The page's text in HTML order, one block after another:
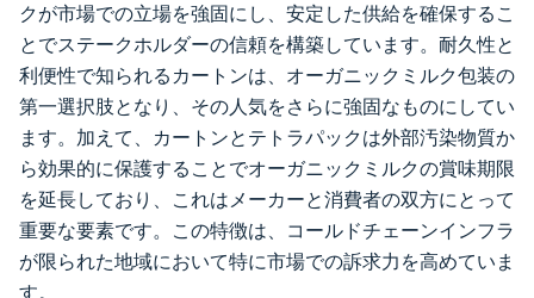
クが市場での立場を強固にし、安定した供給を確保するこ
とでステークホルダーの信頼を構築しています。耐久性と
利便性で知られるカートンは、オーガニックミルク包装の
第一選択肢となり、その人気をさらに強固なものにしてい
ます。加えて、カートンとテトラパックは外部汚染物質か
ら効果的に保護することでオーガニックミルクの賞味期限
を延長しており、これはメーカーと消費者の双方にとって
重要な要素です。この特徴は、コールドチェーンインフラ
が限られた地域において特に市場での訴求力を高めていま
す。